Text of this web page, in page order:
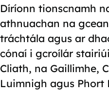
Díríonn tionscnamh
athnuachan na
tráchtála agus ar
cónaí i gcroílár
Cliath, na Gaillimhe,
Luimnigh agus Phort